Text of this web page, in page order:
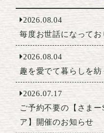
2026.08.04
毎度お世話になってお
2026.08.04
趣を愛でて暮らしを紡
2026.07.17
ご予約不要の【さま
ア】開催のお知らせ